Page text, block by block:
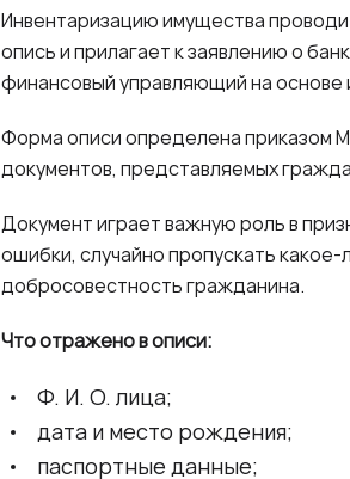
Инвентаризацию имущества
опись и прилагает к заявлению о
финансовый управляющий на
Форма описи определена приказом
документов, представляемых
Документ играет важную роль в
ошибки, случайно пропускать
добросовестность гражданина.
Что отражено в описи:
Ф. И. О. лица;
дата и место рождения;
паспортные данные;